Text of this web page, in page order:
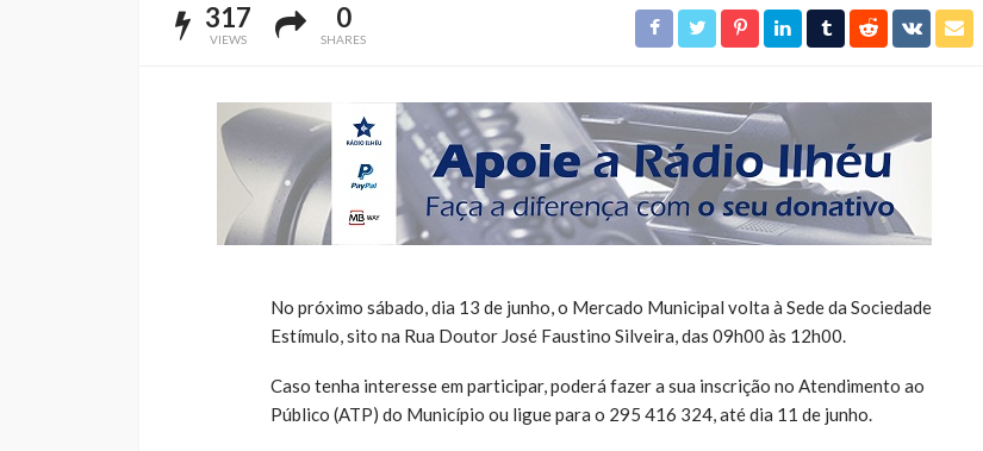
317
VIEWS
0
SHARES
No próximo sábado, dia 13 de junho, o Mercado Municipal volta à Sede da Sociedade
Estímulo, sito na Rua Doutor José Faustino Silveira, das 09h00 às 12h00.
Caso tenha interesse em participar, poderá fazer a sua inscrição no Atendimento ao
Público (ATP) do Município ou ligue para o 295 416 324, até dia 11 de junho.